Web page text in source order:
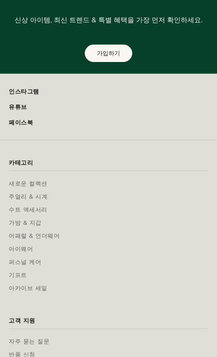
신상 아이템, 최신 트렌드 & 특별 혜택을 가장 먼저 확인하세요.
가입하기
인스타그램
유튜브
페이스북
카테고리
새로운 컬렉션
주얼리 & 시계
수트 액세서리
가방 & 지갑
어패럴 & 언더웨어
아이웨어
퍼스널 케어
기프트
아카이브 세일
고객 지원
자주 묻는 질문
반품 신청